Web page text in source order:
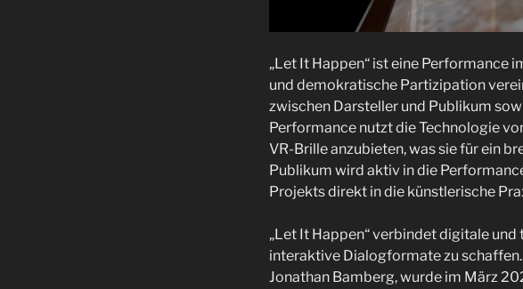
„Let It Happen“ ist eine Performance
und demokratische Partizipation
zwischen Darsteller und Publikum
Performance nutzt die Technologie
VR-Brille anzubieten, was sie für ein
Publikum wird aktiv in die
Projekts direkt in die künstlerische
„Let It Happen“ verbindet digitale
interaktive Dialogformate zu schaffen.
Jonathan Bamberg, wurde im März